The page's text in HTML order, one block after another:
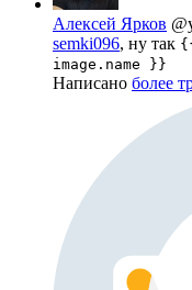
Алексей Ярков
semki096, ну так
image.name }}
Написано более